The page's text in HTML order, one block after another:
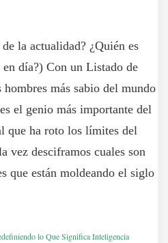
la actualidad? ¿Quién es
día?) Con un Listado de
más sabio del mundo
el genio más importante del
que ha roto los límites del
vez desciframos cuales son
que están moldeando el siglo
lo Que Significa Inteligencia